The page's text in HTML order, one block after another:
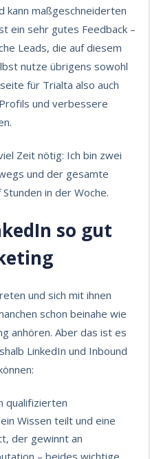
maßgeschneiderten
ein sehr gutes Feedback –
Leads, die auf diesem
nutze übrigens sowohl
für Trialta also auch
und verbessere
Zeit nötig: Ich bin zwei
und der gesamte
in der Woche.
so gut
und sich mit ihnen
schon beinahe wie
anhören. Aber das ist es
LinkedIn und Inbound
qualifizierten
Wissen teilt und eine
der gewinnt an